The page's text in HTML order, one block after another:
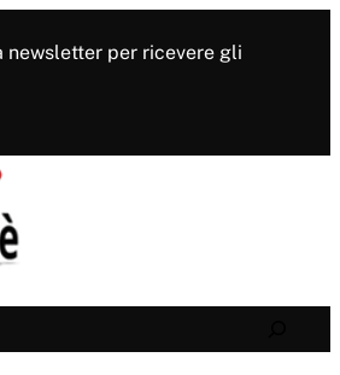
newsletter per ricevere gli